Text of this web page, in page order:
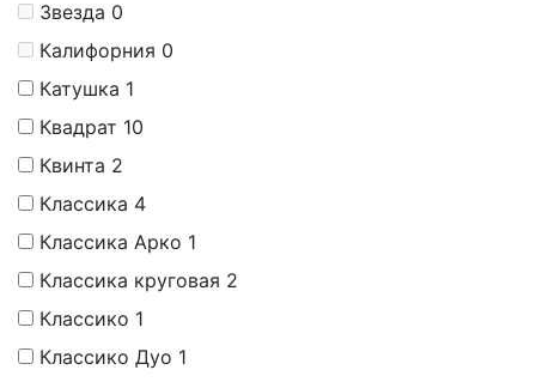
Звезда 0
Калифорния 0
Катушка 1
Квадрат 10
Квинта 2
Классика 4
Классика Арко 1
Классика круговая 2
Классико 1
Классико Дуо 1